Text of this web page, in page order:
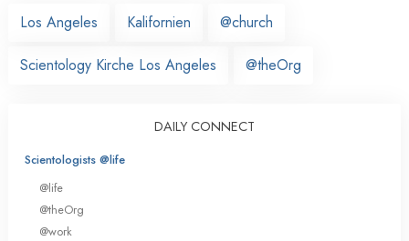
Los Angeles
Kalifornien @church
Scientology Kirche Los Angeles @theOrg
DAILY CONNECT
Scientologists @life
@life
@theOrg
@work